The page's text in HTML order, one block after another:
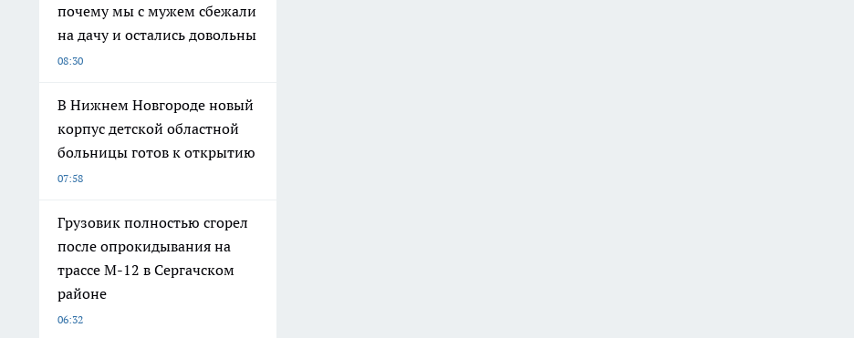
почему мы с мужем сбежали
на дачу и остались довольны
08:30
В Нижнем Новгороде новый
корпус детской областной
больницы готов к открытию
07:58
Грузовик полностью сгорел
после опрокидывания на
трассе М-12 в Сергачском
районе
06:32